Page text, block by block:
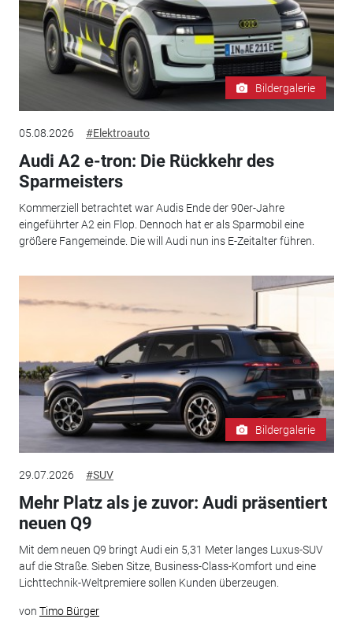
Bildergalerie
05.08.2026 #Elektroauto
Audi A2 e-tron: Die Rückkehr des
Sparmeisters
Kommerziell betrachtet war Audis Ende der 90er-Jahre
eingeführter A2 ein Flop. Dennoch hat er als Sparmobil eine
größere Fangemeinde. Die will Audi nun ins E-Zeitalter führen.
Bildergalerie
29.07.2026 #SUV
Mehr Platz als je zuvor: Audi präsentiert
neuen Q9
Mit dem neuen Q9 bringt Audi ein 5,31 Meter langes Luxus-SUV
auf die Straße. Sieben Sitze, Business-Class-Komfort und eine
Lichttechnik-Weltpremiere sollen Kunden überzeugen.
von Timo Bürger